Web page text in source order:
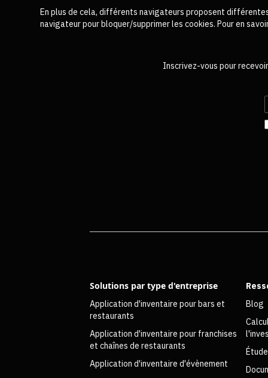
En plus de cela, différents navigateurs proposent
navigateur pour bloquer/supprimer les cookies. Pour en
Inscrivez-vous pour
Solutions par type d'entreprise
Application d'inventaire pour bars et
restaurants
Application d'inventaire pour franchises
et chaînes de restaurants
Application d'inventaire d'évènement
Blog